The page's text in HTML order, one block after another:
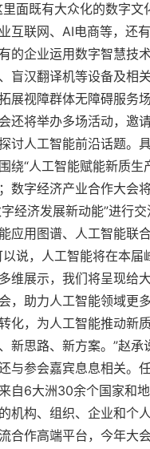
里面既有大众化的数字文
互联网、AI电商等，还
的企业运用数字智慧技
盲汉翻译机等设备及相
展视障群体无障碍服务
还将举办多场活动，邀
讨人工智能前沿话题。具
绕“人工智能赋能新质生
数字经济产业合作大会
经济发展新动能”进行交
应用图谱、人工智能联
以说，人工智能将在本届
维展示，我们将呈现给
，助力人工智能领域更
化，为人工智能推动新
新思路、新方案。”赵承
与参会嘉宾息息相关。
自6大洲30余个国家和
机构、组织、企业和个
合作高端平台，今年大